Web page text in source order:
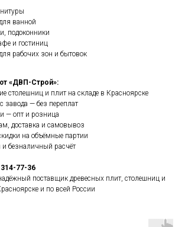
ванной
подоконники
и гостиниц
рабочих зон и бытовок
«ДВП-Строй»:
столешниц и плит на складе в Красноярске
завода — без переплат
— опт и розница
доставка и самовывоз
на объёмные партии
безналичный расчёт
77-36
поставщик древесных плит, столешниц и
и по всей России